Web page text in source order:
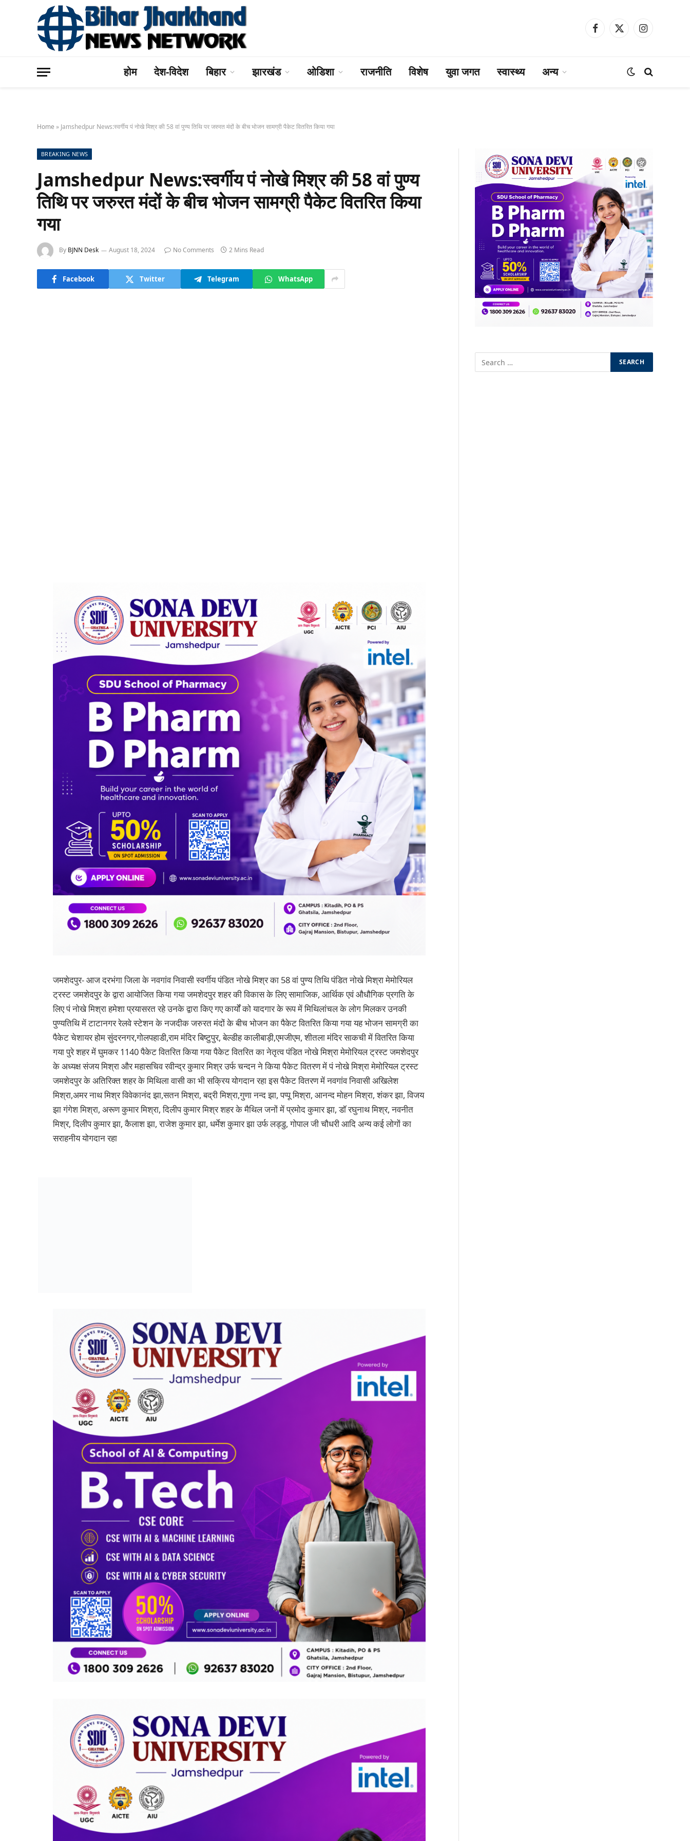
Facebook
X
Instagram
होम देश-विदेश बिहार झारखंड ओडिशा राजनीति विशेष युवा जगत स्वास्थ्य अन्य
Home » Jamshedpur News:स्वर्गीय पं नोखे मिश्र की 58 वां पुण्य तिथि पर जरुरत मंदों के बीच भोजन सामग्री पैकेट वितरित किया गया
BREAKING NEWS
Jamshedpur News:स्वर्गीय पं नोखे मिश्र की 58 वां पुण्य
तिथि पर जरुरत मंदों के बीच भोजन सामग्री पैकेट वितरित किया
गया
By BJNN Desk August 18, 2024 No Comments 2 Mins Read
Facebook Twitter Telegram WhatsApp
जमशेदपुर- आज दरभंगा जिला के नवगांव निवासी स्वर्गीय पंडित नोखे मिश्र का 58 वां पुण्य तिथि पंडित नोखे मिश्रा मेमोरियल
ट्रस्ट जमशेदपुर के द्वारा आयोजित किया गया जमशेदपुर शहर की विकास के लिए सामाजिक, आर्थिक एवं औधौगिक प्रगति के
लिए पं नोखे मिश्रा हमेशा प्रयासरत रहे उनके द्वारा किए गए कार्यों को यादगार के रूप में मिथिलांचल के लोग मिलकर उनकी
पुण्यतिथि में टाटानगर रेलवे स्टेशन के नजदीक जरुरत मंदों के बीच भोजन का पैकेट वितरित किया गया यह भोजन सामग्री का
पैकेट चेशायर होम सुंदरनगर,गोलपहाडी,राम मंदिर बिष्टुपुर, बेल्डीह कालीबाड़ी,एमजीएम, शीतला मंदिर साकची में वितरित किया
गया पुरे शहर में घुमकर 1140 पैकेट वितरित किया गया पैकेट वितरित का नेतृत्व पंडित नोखे मिश्रा मेमोरियल ट्रस्ट जमशेदपुर
के अध्यक्ष संजय मिश्रा और महासचिव रवीन्द्र कुमार मिश्र उर्फ चन्दन ने किया पैकेट वितरण में पं नोखे मिश्रा मेमोरियल ट्रस्ट
जमशेदपुर के अतिरिक्त शहर के मिथिला वासी का भी सक्रिय योगदान रहा इस पैकेट वितरण में नवगांव निवासी अखिलेश
मिश्रा,अमर नाथ मिश्र विवेकानंद झा,सतन मिश्रा, बद्री मिश्रा,गुणा नन्द झा, पप्पू मिश्रा, आनन्द मोहन मिश्रा, शंकर झा, विजय
झा गंगेश मिश्रा, अरूण कुमार मिश्रा, दिलीप कुमार मिश्र शहर के मैथिल जनों में प्रमोद कुमार झा, डॉ रघुनाथ मिश्र, नवनीत
मिश्र, दिलीप कुमार झा, कैलाश झा, राजेश कुमार झा, धर्मेश कुमार झा उर्फ लड्डु, गोपाल जी चौधरी आदि अन्य कई लोगों का
सराहनीय योगदान रहा